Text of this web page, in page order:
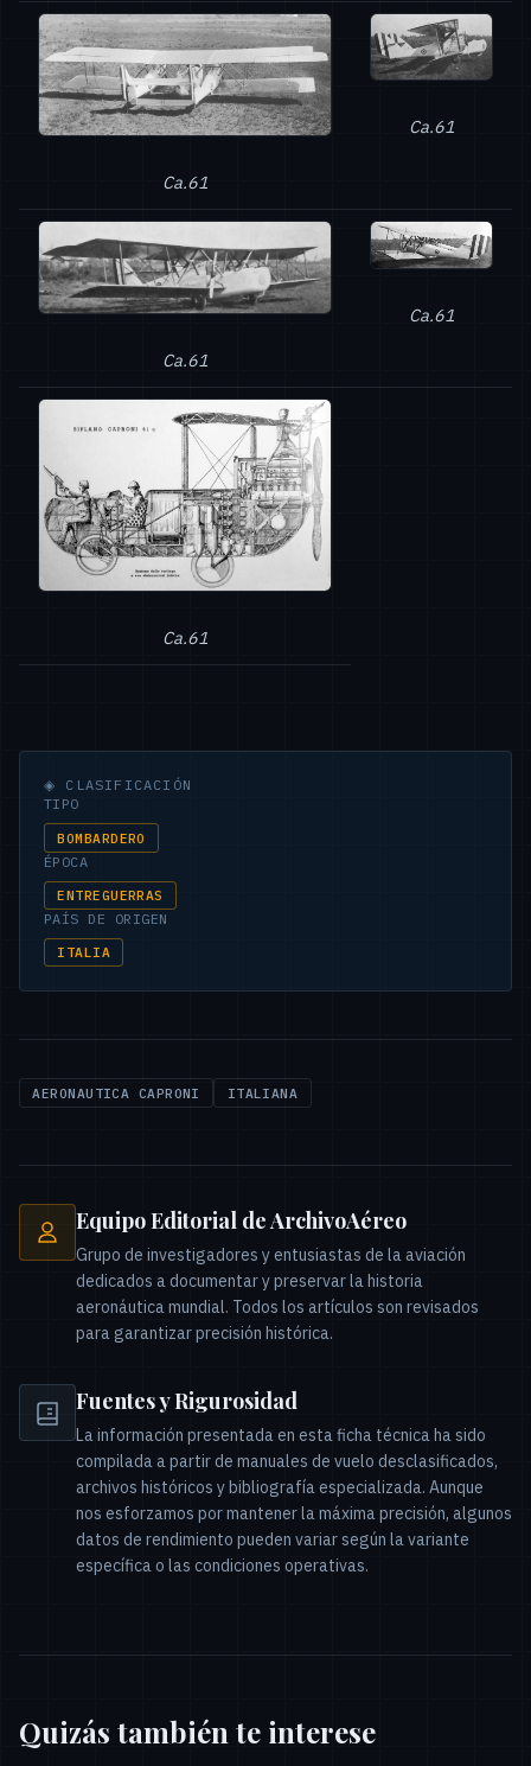
Ca.61
Ca.61
Ca.61
Ca.61
Ca.61
◈ CLASIFICACIÓN
TIPO
BOMBARDERO
ÉPOCA
ENTREGUERRAS
PAÍS DE ORIGEN
ITALIA
AERONAUTICA CAPRONI ITALIANA
Equipo Editorial de ArchivoAéreo
Grupo de investigadores y entusiastas de la aviación
dedicados a documentar y preservar la historia
aeronáutica mundial. Todos los artículos son revisados
para garantizar precisión histórica.
Fuentes y Rigurosidad
La información presentada en esta ficha técnica ha sido
compilada a partir de manuales de vuelo desclasificados,
archivos históricos y bibliografía especializada. Aunque
nos esforzamos por mantener la máxima precisión, algunos
datos de rendimiento pueden variar según la variante
específica o las condiciones operativas.
Quizás también te interese